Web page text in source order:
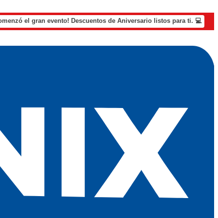
el gran evento! Descuentos de Aniversario listos para ti. 💻